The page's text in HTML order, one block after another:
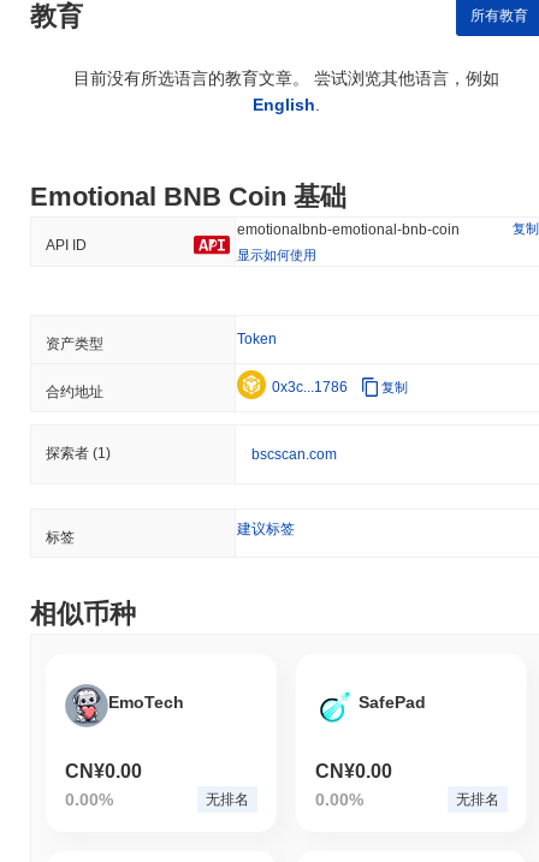
教育 所有教育
目前没有所选语言的教育文章。 尝试浏览其他语言，例如
English.
Emotional BNB Coin 基础
API ID
emotionalbnb-emotional-bnb-coin
复制
显示如何使用
资产类型 Token
合约地址 0x3c...1786 复制
探索者 (1) bscscan.com
标签 建议标签
相似币种
EmoTech
CN¥0.00
0.00% 无排名
SafePad
CN¥0.00
0.00% 无排名